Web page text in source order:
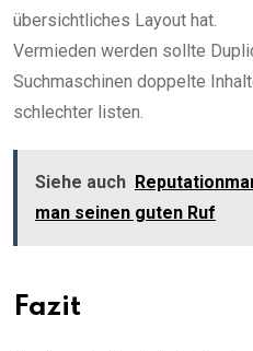
übersichtliches Layout hat.
Vermieden werden sollte
Suchmaschinen doppelte
schlechter listen.
Siehe auch
man seinen guten Ruf
Fazit